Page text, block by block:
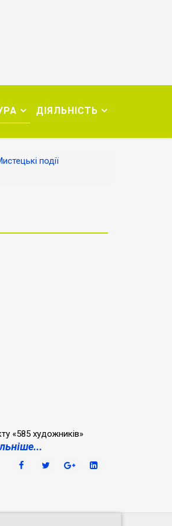
ДІЯЛЬНІСТЬ
події
«585 художників»